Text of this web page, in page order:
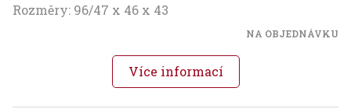
Rozměry: 96/47 x 46 x 43
NA OBJEDNÁVKU
Více informací